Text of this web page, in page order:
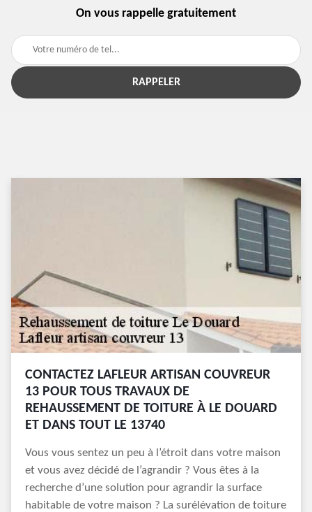
On vous rappelle gratuitement
CONTACTEZ LAFLEUR ARTISAN COUVREUR
13 POUR TOUS TRAVAUX DE
REHAUSSEMENT DE TOITURE À LE DOUARD
ET DANS TOUT LE 13740
Vous vous sentez un peu à l’étroit dans votre maison
et vous avez décidé de l’agrandir ? Vous êtes à la
recherche d’une solution pour agrandir la surface
habitable de votre maison ? La surélévation de toiture